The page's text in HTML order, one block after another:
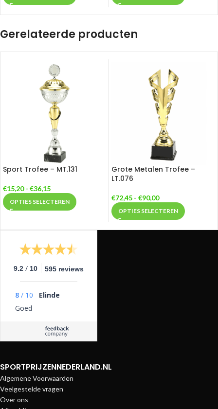
Gerelateerde producten
Sport Trofee – MT.131
€15,20 - €36,15
OPTIES SELECTEREN
Grote Metalen Trofee –
LT.076
€72,45 - €90,00
OPTIES SELECTEREN
9.2 / 10 595 reviews
8 / 10
Elinde
Goed
SPORTPRIJZENNEDERLAND.NL
Algemene Voorwaarden
Veelgestelde vragen
Over ons